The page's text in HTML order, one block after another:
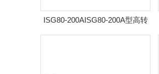
ISG80-200AISG80-200A型高转
速立式管道泵 管道多级泵